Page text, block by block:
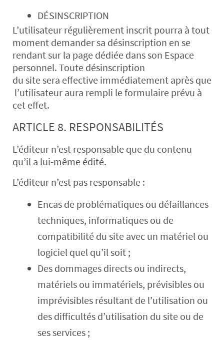
DÉSINSCRIPTION
L’utilisateur régulièrement inscrit pourra à tout
moment demander sa désinscription en se
rendant sur la page dédiée dans son Espace
personnel. Toute désinscription
du site sera effective immédiatement après que
l’utilisateur aura rempli le formulaire prévu à
cet effet.
ARTICLE 8. RESPONSABILITÉS
L’éditeur n’est responsable que du contenu
qu’il a lui-même édité.
L’éditeur n’est pas responsable :
Encas de problématiques ou défaillances
techniques, informatiques ou de
compatibilité du site avec un matériel ou
logiciel quel qu’il soit ;
Des dommages directs ou indirects,
matériels ou immatériels, prévisibles ou
imprévisibles résultant de l’utilisation ou
des difficultés d’utilisation du site ou de
ses services ;